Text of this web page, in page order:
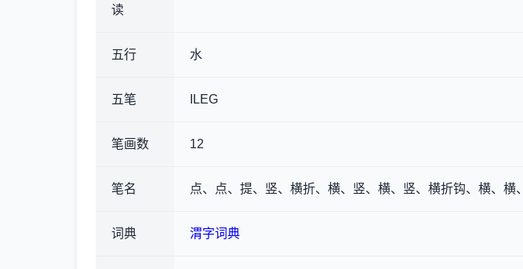
读
五行 水
五笔 ILEG
笔画数 12
笔名 点、点、提、竖、横折、横、竖、横、竖、横折钩、横、横、
词典 渭字词典